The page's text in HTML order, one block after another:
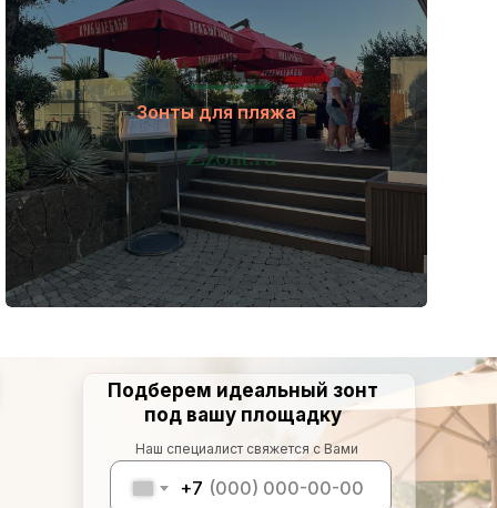
Зонты для пляжа
+7
Подберем идеальный зонт
под вашу площадку
Наш специалист свяжется с Вами